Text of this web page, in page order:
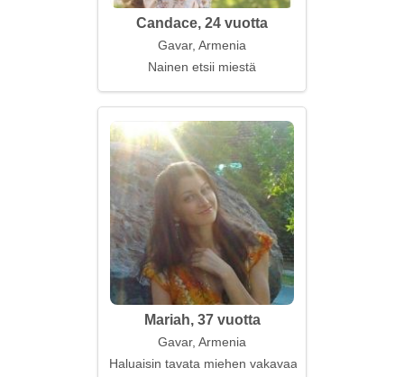
Candace, 24 vuotta
Gavar, Armenia
Nainen etsii miestä
Mariah, 37 vuotta
Gavar, Armenia
Haluaisin tavata miehen vakavaa suhdetta varten